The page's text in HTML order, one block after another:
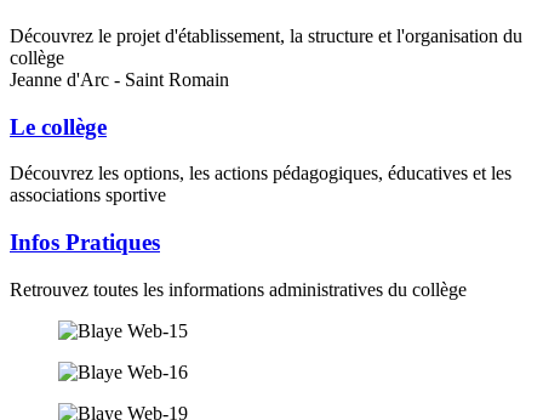
Découvrez le projet d'établissement, la structure et l'organisation du
collège
Jeanne d'Arc - Saint Romain
Le collège
Découvrez les options, les actions pédagogiques, éducatives et les
associations sportive
Infos Pratiques
Retrouvez toutes les informations administratives du collège